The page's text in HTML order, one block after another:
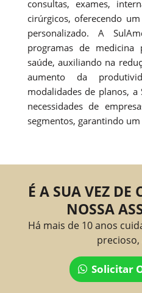
consultas, exames,
cirúrgicos, oferecendo
personalizado. A
programas de medicina
saúde, auxiliando na
aumento da
modalidades de planos, a
necessidades de
segmentos, garantindo
É A SUA VEZ DE
NOSSA
Há mais de 10 anos
precioso,
Solicitar